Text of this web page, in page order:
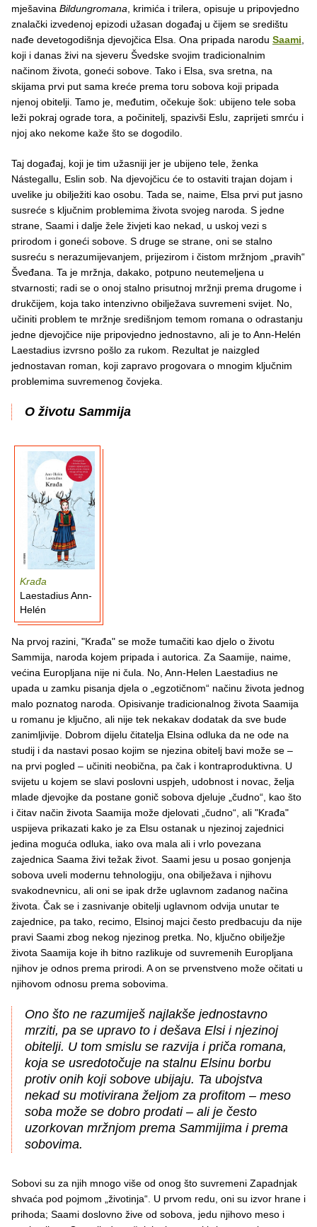
mješavina Bildungromana , krimića i trilera, opisuje u pripovjedno
znalački izvedenoj epizodi užasan događaj u čijem se središtu
nađe devetogodišnja djevojčica Elsa. Ona pripada narodu Saami
koji i danas živi na sjeveru Švedske svojim tradicionalnim
načinom života, goneći sobove. Tako i Elsa, sva sretna, na
skijama prvi put sama kreće prema toru sobova koji pripada
njenoj obitelji. Tamo je, međutim, očekuje šok: ubijeno tele soba
leži pokraj ograde tora, a počinitelj, spazivši Eslu, zaprijeti smrću i
njoj ako nekome kaže što se dogodilo.
Taj događaj, koji je tim užasniji jer je ubijeno tele, ženka
Nástegallu, Eslin sob. Na djevojčicu će to ostaviti trajan dojam i
uvelike ju obilježiti kao osobu. Tada se, naime, Elsa prvi put jasno
susreće s ključnim problemima života svojeg naroda. S jedne
strane, Saami i dalje žele živjeti kao nekad, u uskoj vezi s
prirodom i goneći sobove. S druge se strane, oni se stalno
susreću s nerazumijevanjem, prijezirom i čistom mržnjom „pravih“
Šveđana. Ta je mržnja, dakako, potpuno neutemeljena u
stvarnosti; radi se o onoj stalno prisutnoj mržnji prema drugome i
drukčijem, koja tako intenzivno obilježava suvremeni svijet. No,
učiniti problem te mržnje središnjom temom romana o odrastanju
jedne djevojčice nije pripovjedno jednostavno, ali je to Ann-Helén
Laestadius izvrsno pošlo za rukom. Rezultat je naizgled
jednostavan roman, koji zapravo progovara o mnogim ključnim
problemima suvremenog čovjeka.
O životu Sammija
Krađa
Laestadius Ann-
Helén
Na prvoj razini, "Krađa" se može tumačiti kao djelo o životu
Sammija, naroda kojem pripada i autorica. Za Saamije, naime,
većina Europljana nije ni čula. No, Ann-Helen Laestadius ne
upada u zamku pisanja djela o „egzotičnom“ načinu života jednog
malo poznatog naroda. Opisivanje tradicionalnog života Saamija
u romanu je ključno, ali nije tek nekakav dodatak da sve bude
zanimljivije. Dobrom dijelu čitatelja Elsina odluka da ne ode na
studij i da nastavi posao kojim se njezina obitelj bavi može se –
na prvi pogled – učiniti neobična, pa čak i kontraproduktivna. U
svijetu u kojem se slavi poslovni uspjeh, udobnost i novac, želja
mlade djevojke da postane gonič sobova djeluje „čudno“, kao što
i čitav način života Saamija može djelovati „čudno“, ali "Krađa"
uspijeva prikazati kako je za Elsu ostanak u njezinoj zajednici
jedina moguća odluka, iako ova mala ali i vrlo povezana
zajednica Saama živi težak život. Saami jesu u posao gonjenja
sobova uveli modernu tehnologiju, ona obilježava i njihovu
svakodnevnicu, ali oni se ipak drže uglavnom zadanog načina
života. Čak se i zasnivanje obitelji uglavnom odvija unutar te
zajednice, pa tako, recimo, Elsinoj majci često predbacuju da nije
pravi Saami zbog nekog njezinog pretka. No, ključno obilježje
života Saamija koje ih bitno razlikuje od suvremenih Europljana
njihov je odnos prema prirodi. A on se prvenstveno može očitati u
njihovom odnosu prema sobovima.
Ono što ne razumiješ najlakše jednostavno
mrziti, pa se upravo to i dešava Elsi i njezinoj
obitelji. U tom smislu se razvija i priča romana,
koja se usredotočuje na stalnu Elsinu borbu
protiv onih koji sobove ubijaju. Ta ubojstva
nekad su motivirana željom za profitom – meso
soba može se dobro prodati – ali je često
uzorkovan mržnjom prema Sammijima i prema
sobovima.
Sobovi su za njih mnogo više od onog što suvremeni Zapadnjak
shvaća pod pojmom „životinja“. U prvom redu, oni su izvor hrane i
prihoda; Saami doslovno žive od sobova, jedu njihovo meso i